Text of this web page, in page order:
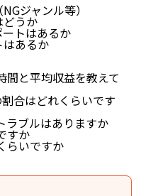
ジャンル等）
どうか
トはあるか
はあるか
間と平均収益を教えて
合はどれくらいです
ラブルはありますか
すか
らいですか